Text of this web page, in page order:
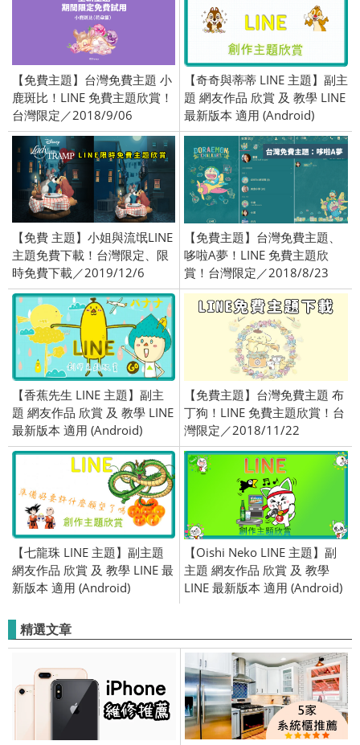
【免費主題】台灣免費主題 小
鹿斑比！LINE 免費主題欣賞！
台灣限定／2018/9/06
【奇奇與蒂蒂 LINE 主題】副主
題 網友作品 欣賞 及 教學 LINE
最新版本 適用 (Android)
【免費 主題】小姐與流氓LINE
主題免費下載！台灣限定、限
時免費下載／2019/12/6
【免費主題】台灣免費主題、
哆啦A夢！LINE 免費主題欣
賞！台灣限定／2018/8/23
【香蕉先生 LINE 主題】副主
題 網友作品 欣賞 及 教學 LINE
最新版本 適用 (Android)
【免費主題】台灣免費主題 布
丁狗！LINE 免費主題欣賞！台
灣限定／2018/11/22
【七龍珠 LINE 主題】副主題
網友作品 欣賞 及 教學 LINE 最
新版本 適用 (Android)
【Oishi Neko LINE 主題】副
主題 網友作品 欣賞 及 教學
LINE 最新版本 適用 (Android)
精選文章